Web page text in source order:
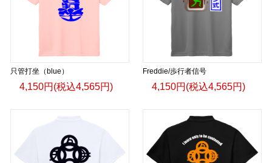
只管打坐（blue）
4,150円(税込4,565円)
Freddie/歩行者信号
4,150円(税込4,565円)